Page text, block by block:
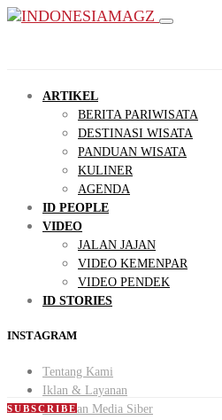
ARTIKEL
BERITA PARIWISATA
DESTINASI WISATA
PANDUAN WISATA
KULINER
AGENDA
ID PEOPLE
VIDEO
JALAN JAJAN
VIDEO KEMENPAR
VIDEO PENDEK
ID STORIES
INSTAGRAM
Tentang Kami
Iklan & Layanan
Pedoman Media Siber
SUBSCRIBE